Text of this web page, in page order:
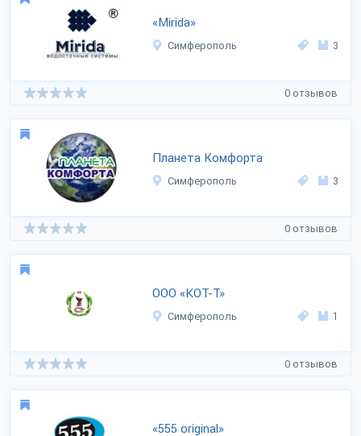
«Mirida»
Симферополь 3
0 отзывов
Планета Комфорта
Симферополь 3
0 отзывов
ООО «КОТ-Т»
Симферополь 1
0 отзывов
«555 original»